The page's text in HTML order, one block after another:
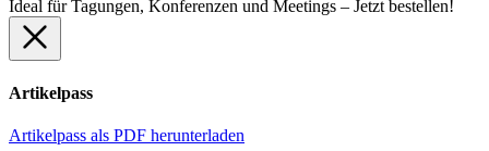
Ideal für Tagungen, Konferenzen und Meetings – Jetzt bestellen!
Artikelpass
Artikelpass als PDF herunterladen